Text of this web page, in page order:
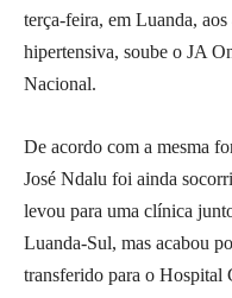
terça-feira, em Luanda,
hipertensiva, soube o JA
Nacional.
De acordo com a mesma
José Ndalu foi ainda
levou para uma clínica
Luanda-Sul, mas acabou
transferido para o Hospital